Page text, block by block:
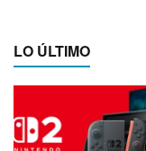
LO ÚLTIMO